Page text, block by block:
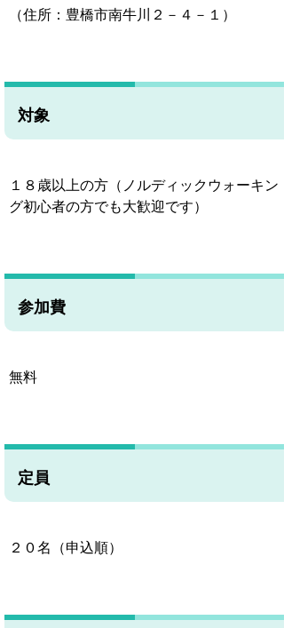
（住所：豊橋市南牛川２－４－１）
対象
１８歳以上の方 （ノルディックウォーキン
グ初心者の方でも大歓迎です）
参加費
無料
定員
２０名（申込順）